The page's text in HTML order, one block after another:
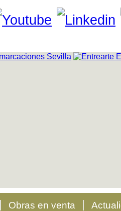
Obras en venta